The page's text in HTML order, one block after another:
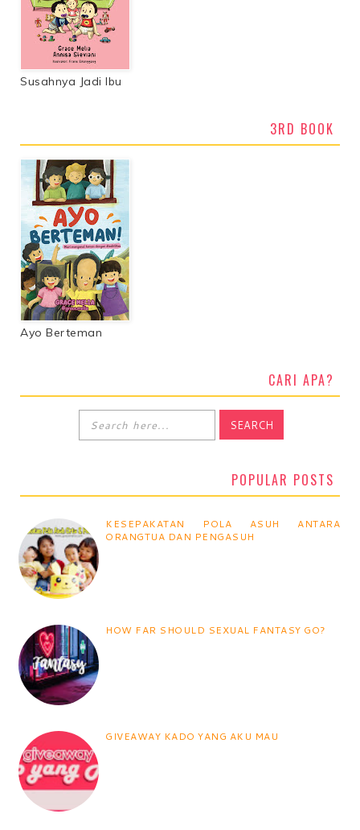
Susahnya Jadi Ibu
3RD BOOK
Ayo Berteman
CARI APA?
POPULAR POSTS
KESEPAKATAN POLA ASUH ANTARA
ORANGTUA DAN PENGASUH
HOW FAR SHOULD SEXUAL FANTASY GO?
GIVEAWAY KADO YANG AKU MAU